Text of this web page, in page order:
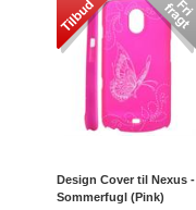
Design Cover til Nexus -
Sommerfugl (Pink)